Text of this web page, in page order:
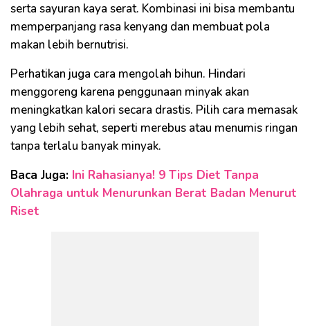
serta sayuran kaya serat. Kombinasi ini bisa membantu
memperpanjang rasa kenyang dan membuat pola
makan lebih bernutrisi.
Perhatikan juga cara mengolah bihun. Hindari
menggoreng karena penggunaan minyak akan
meningkatkan kalori secara drastis. Pilih cara memasak
yang lebih sehat, seperti merebus atau menumis ringan
tanpa terlalu banyak minyak.
Baca Juga: Ini Rahasianya! 9 Tips Diet Tanpa
Olahraga untuk Menurunkan Berat Badan Menurut
Riset